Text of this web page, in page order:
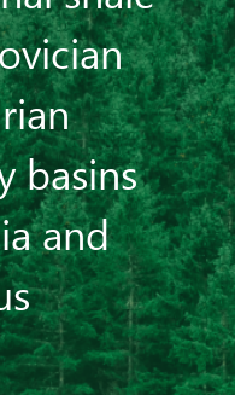
basins
and